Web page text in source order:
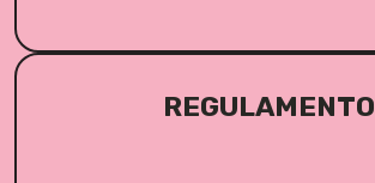
REGULAMENTO